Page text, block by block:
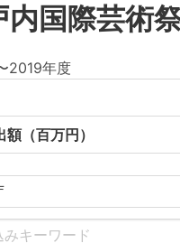
内国際芸術
2019年度
額（百万円）